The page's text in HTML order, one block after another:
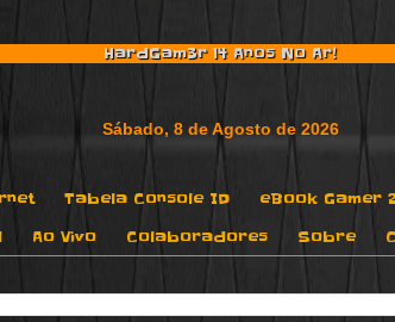
HardGam3r 14 Anos No Ar!
Tabela Console ID eBook Gamer
Ao Vivo Colaboradores Sobre